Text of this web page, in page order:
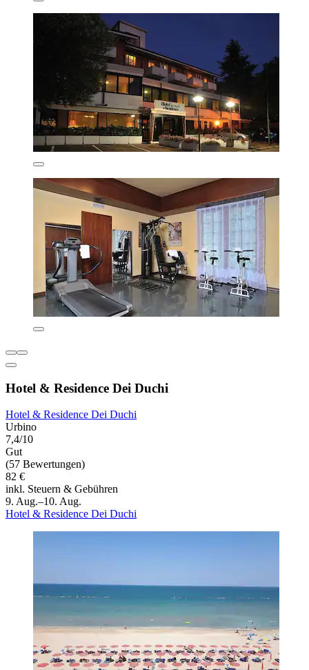
Hotel & Residence Dei Duchi
Hotel & Residence Dei Duchi
Urbino
7,4/10
Gut
(57 Bewertungen)
82 €
inkl. Steuern & Gebühren
9. Aug.–10. Aug.
Hotel & Residence Dei Duchi